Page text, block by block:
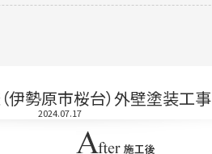
伊勢原市桜台）外壁塗装工事
2024.07.17